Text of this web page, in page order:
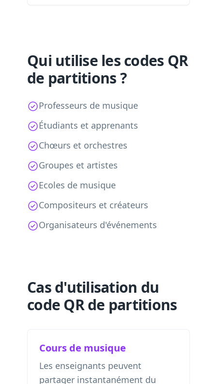
Qui utilise les codes QR
de partitions ?
Professeurs de musique
Étudiants et apprenants
Chœurs et orchestres
Groupes et artistes
Ecoles de musique
Compositeurs et créateurs
Organisateurs d'événements
Cas d'utilisation du
code QR de partitions
Cours de musique
Les enseignants peuvent
partager instantanément du